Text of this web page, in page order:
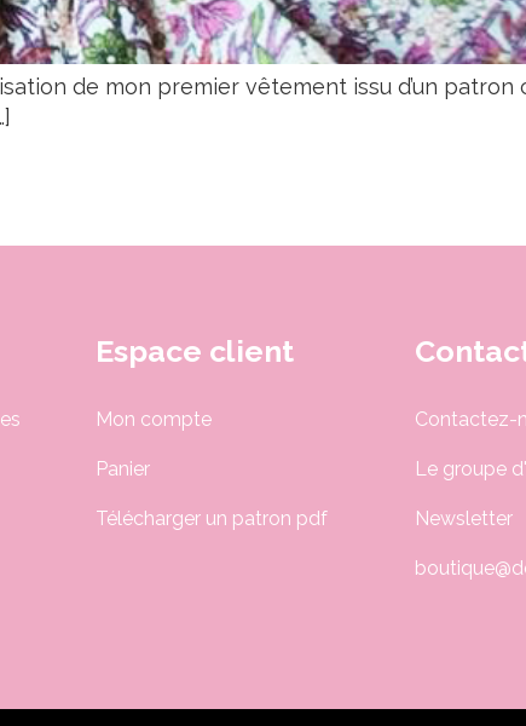
de mon premier vêtement issu d’un patron
Espace client
Mon compte
Panier
Télécharger un patron pdf
Contactez-
Le groupe
Newsletter